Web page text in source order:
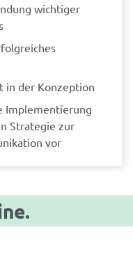
wichtiger
in der Konzeption
Implementierung
Strategie zur
vor